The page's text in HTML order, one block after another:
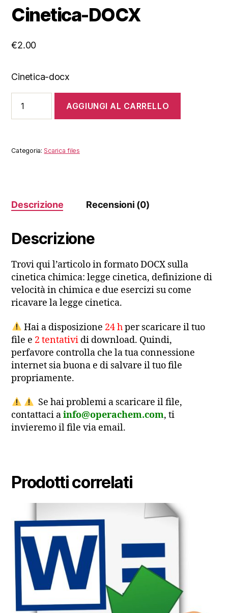
Cinetica-DOCX
€2.00
Cinetica-docx
DOCX
quantità
AGGIUNGI AL CARRELLO
Categoria:Scarica files
Descrizione Recensioni (0)
Descrizione
Trovi qui l’articolo in formato DOCX sulla
cinetica chimica: legge cinetica, definizione di
velocità in chimica e due esercizi su come
ricavare la legge cinetica.
Hai a disposizione 24 hper scaricare il tuo
file e 2 tentativi di download. Quindi,
perfavore controlla che la tua connessione
internet sia buona e di salvare il tuo file
propriamente.
Se hai problemi a scaricare il file,
contattaci ainfo@operachem.com, ti
invieremo il file via email.
Prodotti correlati